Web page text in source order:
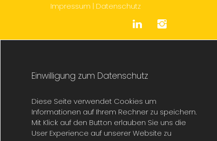
Einwilligung zum Datenschutz
Diese Seite verwendet Cookies um
Informationen auf Ihrem Rechner zu speichern.
Mit Klick auf den Button erlauben Sie uns die
User Experience auf unserer Website zu
Impressum | Datenschutz